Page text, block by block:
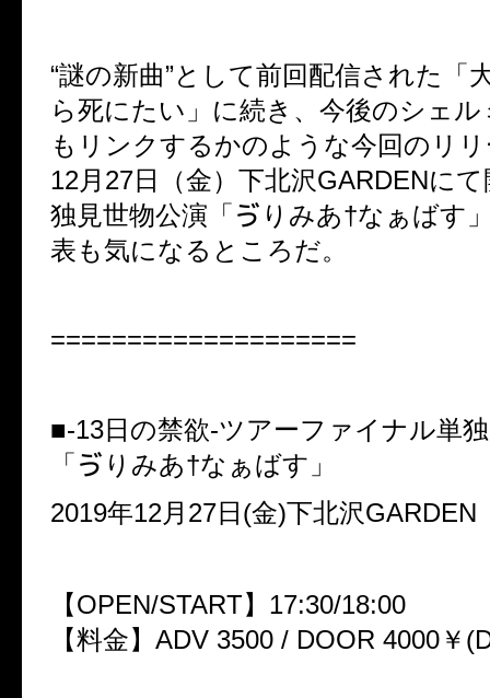
“謎の新曲”として前回配信された「
ら死にたい」に続き、今後のシェ
もリンクするかのような今回のリ
12月27日（金）下北沢GARDENに
独見世物公演「ゔりみあ†なぁばす
表も気になるところだ。
====================
■-13日の禁欲-ツアーファイナル単
「ゔりみあ†なぁばす」
2019年12月27日(金)下北沢GARDEN
【OPEN/START】17:30/18:00
【料金】ADV 3500 / DOOR 4000￥